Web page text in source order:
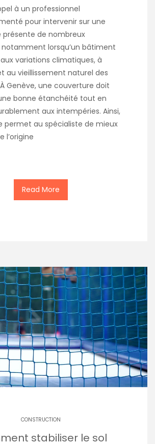
à un professionnel
pour intervenir sur une
présente de nombreux
lorsqu’un bâtiment
variations climatiques, à
au vieillissement naturel des
Genève, une couverture doit
bonne étanchéité tout en
aux intempéries. Ainsi,
permet au spécialiste de mieux
l’origine
Read More
CONSTRUCTION
stabiliser le sol